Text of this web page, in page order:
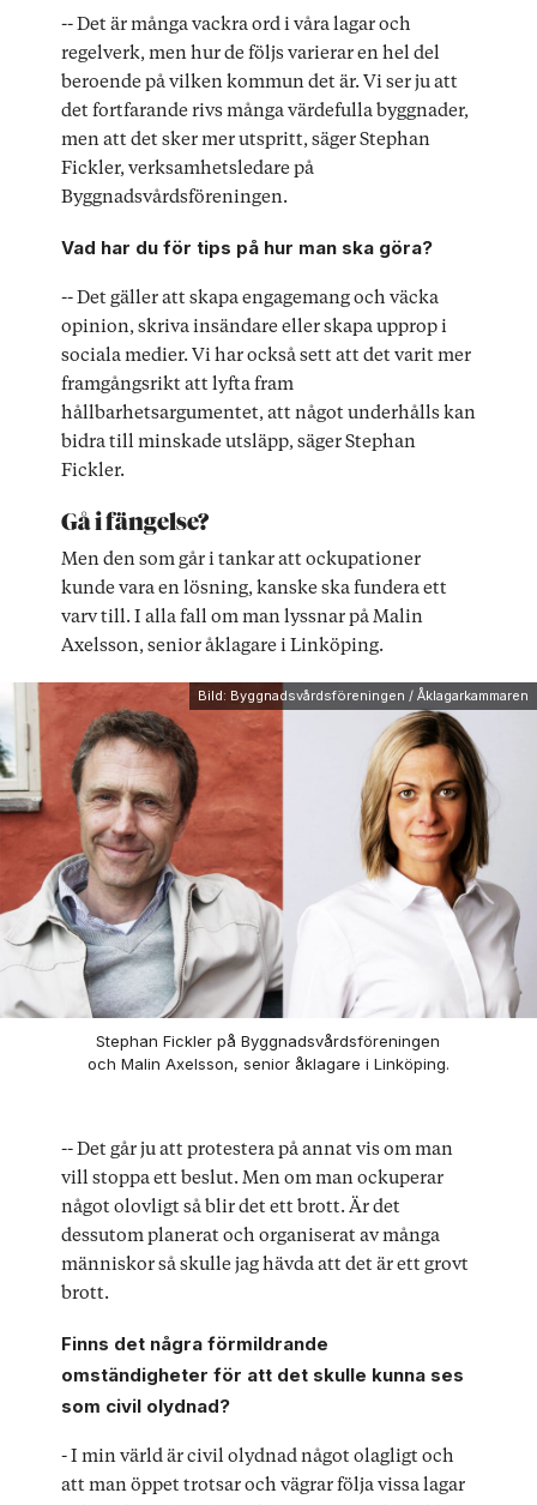
-- Det är många vackra ord i våra lagar och
regelverk, men hur de följs varierar en hel del
beroende på vilken kommun det är. Vi ser ju att
det fortfarande rivs många värdefulla byggnader,
men att det sker mer utspritt, säger Stephan
Fickler, verksamhetsledare på
Byggnadsvårdsföreningen.
Vad har du för tips på hur man ska göra?
-- Det gäller att skapa engagemang och väcka
opinion, skriva insändare eller skapa upprop i
sociala medier. Vi har också sett att det varit mer
framgångsrikt att lyfta fram
hållbarhetsargumentet, att något underhålls kan
bidra till minskade utsläpp, säger Stephan
Fickler.
Gå i fängelse?
Men den som går i tankar att ockupationer
kunde vara en lösning, kanske ska fundera ett
varv till. I alla fall om man lyssnar på Malin
Axelsson, senior åklagare i Linköping.
Bild: Byggnadsvårdsföreningen / Åklagarkammaren
Stephan Fickler på Byggnadsvårdsföreningen
och Malin Axelsson, senior åklagare i Linköping.
-- Det går ju att protestera på annat vis om man
vill stoppa ett beslut. Men om man ockuperar
något olovligt så blir det ett brott. Är det
dessutom planerat och organiserat av många
människor så skulle jag hävda att det är ett grovt
brott.
Finns det några förmildrande
omständigheter för att det skulle kunna ses
som civil olydnad?
- I min värld är civil olydnad något olagligt och
att man öppet trotsar och vägrar följa vissa lagar